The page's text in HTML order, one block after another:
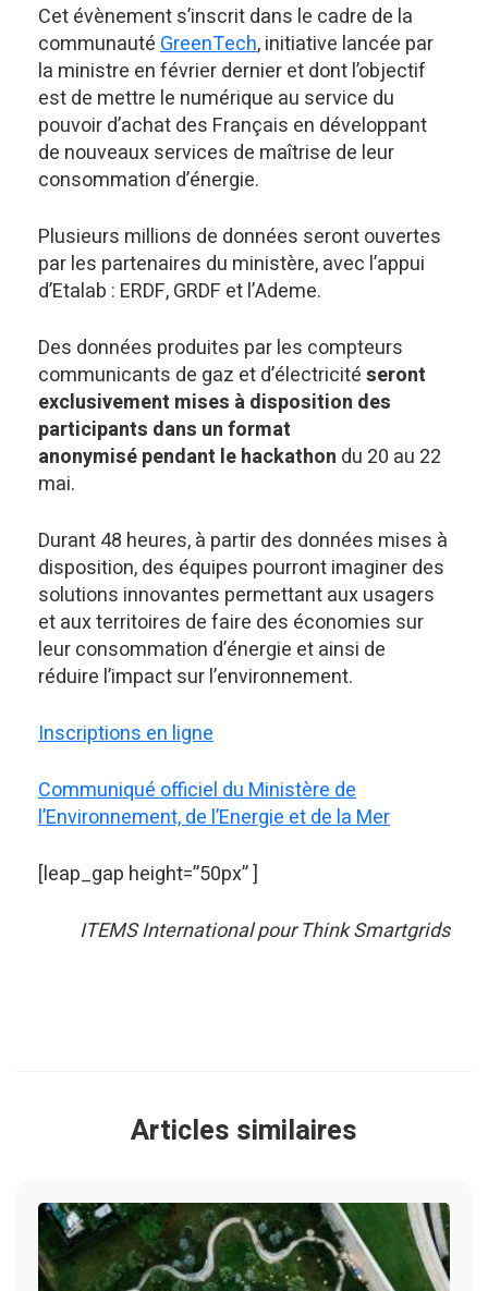
Cet évènement s’inscrit dans le cadre de la
communautéGreenTech, initiative lancée par
la ministre en février dernier et dont l’objectif
est de mettre le numérique au service du
pouvoir d’achat des Français en développant
de nouveaux services de maîtrise de leur
consommation d’énergie.
Plusieurs millions de données seront ouvertes
par les partenaires du ministère, avec l’appui
d’Etalab : ERDF, GRDF et l’Ademe.
Des données produites par les compteurs
communicants de gaz et d’électricitéseront
exclusivement mises à disposition des
participants dans un format
anonymisé pendant le hackathon du 20 au 22
mai.
Durant 48 heures, à partir des données mises à
disposition, des équipes pourront imaginer des
solutions innovantes permettant aux usagers
et aux territoires de faire des économies sur
leur consommation d’énergie et ainsi de
réduire l’impact sur l’environnement.
Inscriptions en ligne
Communiqué officiel du Ministère de
l’Environnement, de l’Energie et de la Mer
[leap_gap height=”50px” ]
ITEMS International pour Think Smartgrids
Articles similaires